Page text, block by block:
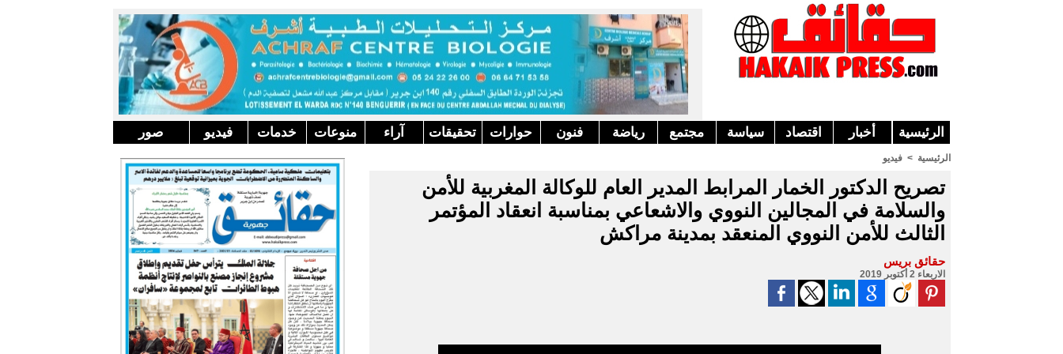
الرئيسية أخبار اقتصاد سياسة مجتمع رياضة فنون حوارات تحقيقات آراء منوعات خدمات فيديو صور
الرئيسية > فيديو
تصريح الدكتور الخمار المرابط المدير العام للوكالة المغربية للأمن
والسلامة في المجالين النووي والاشعاعي بمناسبة انعقاد المؤتمر
الثالث للأمن النووي المنعقد بمدينة مراكش
حقائق بريس
الاربعاء 2 أكتوبر 2019